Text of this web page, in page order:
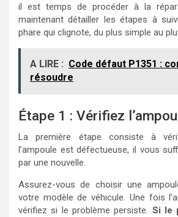
il est temps de procéder à la
maintenant détailler les étapes à
phare qui clignote, du plus simple au
A LIRE : Code défaut P1351 :
résoudre
Étape 1 : Vérifiez
La première étape consiste à
l’ampoule est défectueuse, il vous
par une nouvelle.
Assurez-vous de choisir une
votre modèle de véhicule. Une fois
vérifiez si le problème persiste. Si le